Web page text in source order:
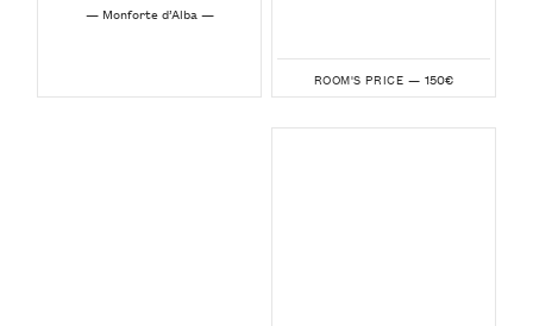
— Monforte d’Alba —
ROOM'S PRICE — 150€